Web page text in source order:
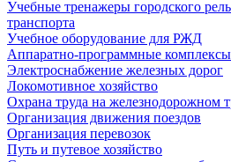
Учебные тренажеры городского
транспорта
Учебное оборудование для РЖД
Аппаратно-программные
Электроснабжение железных дорог
Локомотивное хозяйство
Охрана труда на железнодорожном
Организация движения поездов
Организация перевозок
Путь и путевое хозяйство